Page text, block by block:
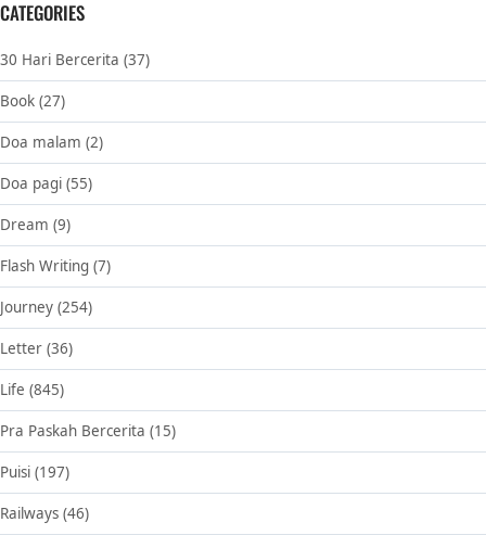
CATEGORIES
30 Hari Bercerita (37)
Book (27)
Doa malam (2)
Doa pagi (55)
Dream (9)
Flash Writing (7)
Journey (254)
Letter (36)
Life (845)
Pra Paskah Bercerita (15)
Puisi (197)
Railways (46)